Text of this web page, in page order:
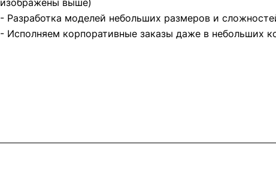
изображены выше)
- Разработка моделей небольших размеров и
- Исполняем корпоративные заказы даже в небольших